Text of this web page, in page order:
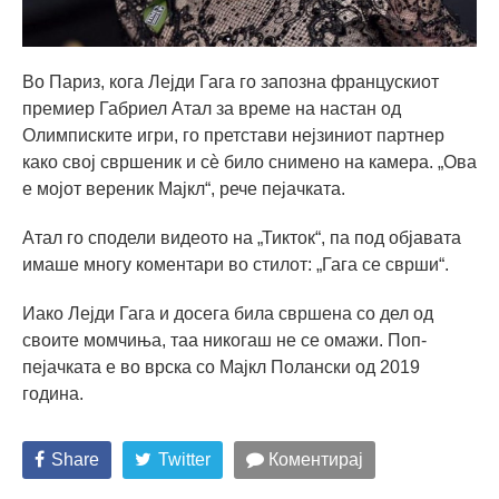
Во Париз, кога Лејди Гага го запозна францускиот
премиер Габриел Атал за време на настан од
Олимписките игри, го претстави нејзиниот партнер
како свој свршеник и сѐ било снимено на камера. „Ова
е мојот вереник Мајкл“, рече пејачката.
Атал го сподели видеото на „Тикток“, па под објавата
имаше многу коментари во стилот: „Гага се сврши“.
Иако Лејди Гага и досега била свршена со дел од
своите момчиња, таа никогаш не се омажи. Поп-
пејачката е во врска со Мајкл Полански од 2019
година.
Share Twitter Коментирај